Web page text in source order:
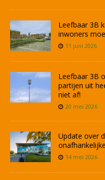
Leefbaar 3B
inwoners
11 juni 2026
Leefbaar 3B
partijen uit
niet af!
20 mei 2026
Update over
14 mei 2026